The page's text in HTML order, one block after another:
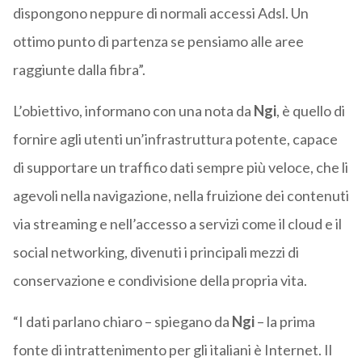
dispongono neppure di normali accessi Adsl. Un
ottimo punto di partenza se pensiamo alle aree
raggiunte dalla fibra”.
L’obiettivo, informano con una nota da Ngi, è quello di
fornire agli utenti un’infrastruttura potente, capace
di supportare un traffico dati sempre più veloce, che li
agevoli nella navigazione, nella fruizione dei contenuti
via streaming e nell’accesso a servizi come il cloud e il
social networking, divenuti i principali mezzi di
conservazione e condivisione della propria vita.
“I dati parlano chiaro – spiegano da Ngi– la prima
fonte di intrattenimento per gli italiani è Internet. Il